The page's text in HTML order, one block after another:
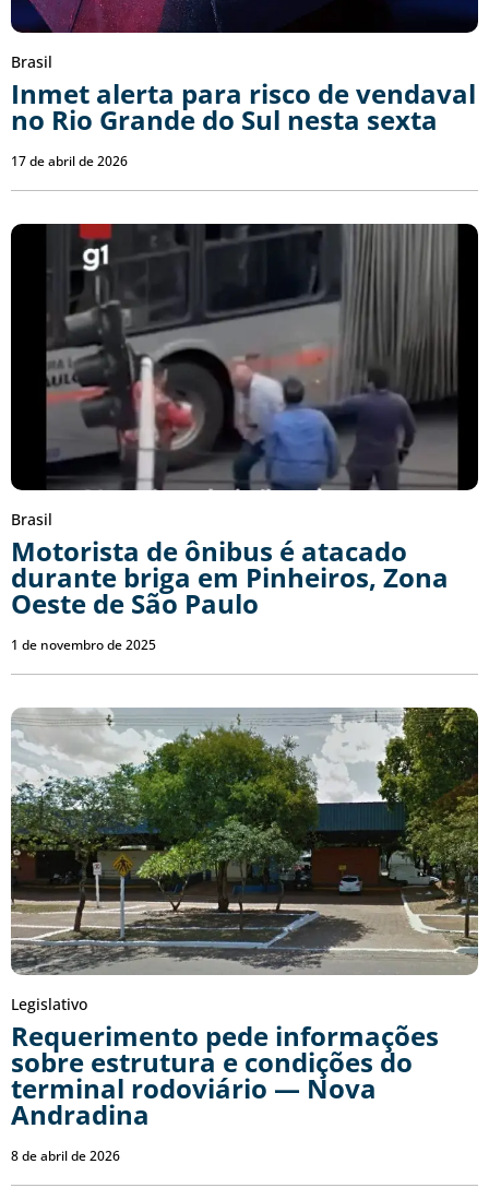
Brasil
Inmet alerta para risco de vendaval
no Rio Grande do Sul nesta sexta
17 de abril de 2026
Brasil
Motorista de ônibus é atacado
durante briga em Pinheiros, Zona
Oeste de São Paulo
1 de novembro de 2025
Legislativo
Requerimento pede informações
sobre estrutura e condições do
terminal rodoviário — Nova
Andradina
8 de abril de 2026